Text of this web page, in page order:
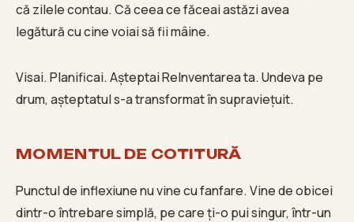
că zilele contau. Că ceea ce făceai astăzi avea
legătură cu cine voiai să fii mâine.
Visai. Planificai. Așteptai ReInventarea ta. Undeva pe
drum, așteptatul s-a transformat în supraviețuit.
MOMENTUL DE COTITURĂ
Punctul de inflexiune nu vine cu fanfare. Vine de obicei
dintr-o întrebare simplă, pe care ți-o pui singur, într-un